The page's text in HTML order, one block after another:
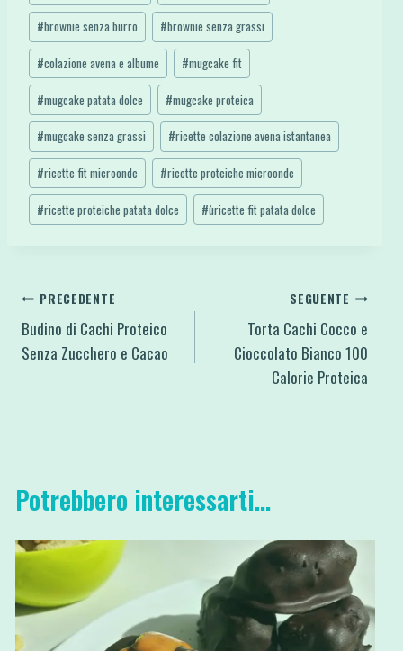
#brownie senza burro #brownie senza grassi
#colazione avena e albume #mugcake fit
#mugcake patata dolce #mugcake proteica
#mugcake senza grassi #ricette colazione avena istantanea
#ricette fit microonde #ricette proteiche microonde
#ricette proteiche patata dolce #ùricette fit patata dolce
Navigazione
articoli
PRECEDENTE
Budino di Cachi Proteico
Senza Zucchero e Cacao
SEGUENTE
Torta Cachi Cocco e
Cioccolato Bianco 100
Calorie Proteica
Potrebbero interessarti...